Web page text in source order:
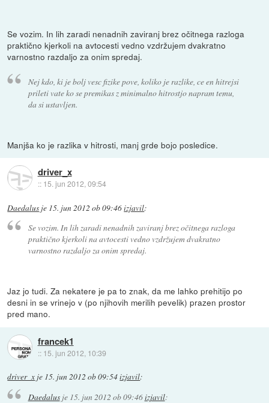
Se vozim. In lih zaradi nenadnih zaviranj brez očitnega razloga
praktično kjerkoli na avtocesti vedno vzdržujem dvakratno
varnostno razdaljo za onim spredaj.
Nej kdo, ki je bolj vesc fizike pove, koliko je razlike, ce en hitrejsi
prileti vate ko se premikas z minimalno hitrostjo napram temu,
da si ustavljen.
Manjša ko je razlika v hitrosti, manj grde bojo posledice.
driver_x
:: 15. jun 2012, 09:54
Daedalus je 15. jun 2012 ob 09:46izjavil:
Se vozim. In lih zaradi nenadnih zaviranj brez očitnega razloga
praktično kjerkoli na avtocesti vedno vzdržujem dvakratno
varnostno razdaljo za onim spredaj.
Jaz jo tudi. Za nekatere je pa to znak, da me lahko prehitijo po
desni in se vrinejo v (po njihovih merilih pevelik) prazen prostor
pred mano.
francek1
:: 15. jun 2012, 10:39
driver_x je 15. jun 2012 ob 09:54izjavil:
Daedalusje 15. jun 2012 ob 09:46izjavil: